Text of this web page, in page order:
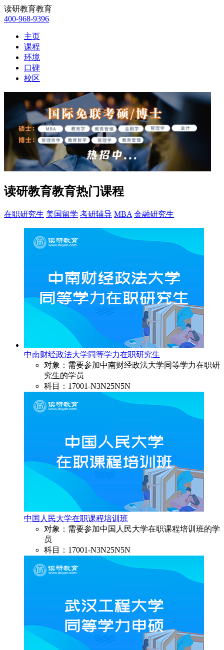
读研教育教育
400-968-9396
主页
课程
环境
口碑
校区
读研教育教育热门课程
在职研究生 美国留学 考研辅导 MBA 金融研究生
中南财经政法大学同等学力在职研究生
对象：需要参加中南财经政法大学同等学力在职研
究生的学员
科目：17001-N3N25N5N
中国人民大学在职课程培训班
对象：需要参加中国人民大学在职课程培训班的学
员
科目：17001-N3N25N5N